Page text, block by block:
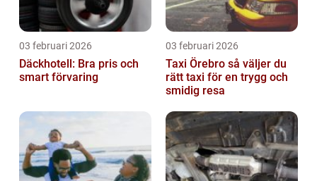
03 februari 2026
Däckhotell: Bra pris och
smart förvaring
03 februari 2026
Taxi Örebro så väljer du
rätt taxi för en trygg och
smidig resa